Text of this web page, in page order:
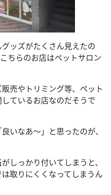
ッズがたくさん見えたの
ちらのお店はペットサロン
売やトリミング等、ペット
ているお店なのだそうで
いなあ～」と思ったのが、
しっかり付いてしまうと、
取りにくくなってしまうん